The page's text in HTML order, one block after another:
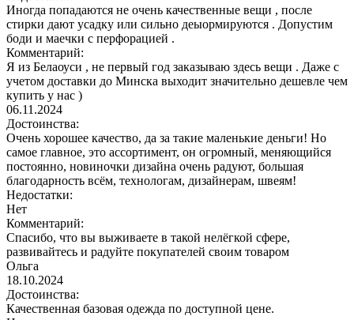
Иногда попадаются не очень качественные вещи , после
стирки дают усадку или сильно деыормируются . Допустим
боди и маечки с перфорацией .
Комментарий:
Я из Белаоуси , не первый год заказываю здесь вещи . Даже с
учетом доставки до Минска выходит значительно дешевле чем
купить у нас )
06.11.2024
Достоинства:
Очень хорошее качество, да за такие маленькие деньги! Но
самое главное, это ассортимент, он огромный, меняющийся
постоянно, новиночки дизайна очень радуют, большая
благодарность всём, технологам, дизайнерам, швеям!
Недостатки:
Нет
Комментарий:
Спасибо, что вы выживаете в такой нелёгкой сфере,
развивайтесь и радуйте покупателей своим товаром
Ольга
18.10.2024
Достоинства:
Качественная базовая одежда по доступной цене.